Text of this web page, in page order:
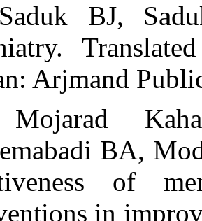
13. Saduk
psychiatry.
Tehran:
14.
Hashemabadi
interventions